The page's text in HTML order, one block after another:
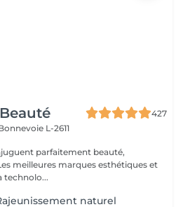
427
L-2611
parfaitement beauté,
technolo...
naturel